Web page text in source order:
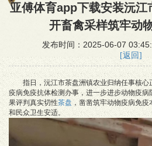
亚傅体育app下载安装沅江
开畜禽采样筑牢动
发布时间：2025-06-07
[返回]
指日，沅江市茶盘洲镇农业归纳任事核心
疫病免疫抗体检测办事，进一步进步动物疫
果评判真实切性茶盘 ，凿凿筑牢动物疫病免
和民众卫生安适。